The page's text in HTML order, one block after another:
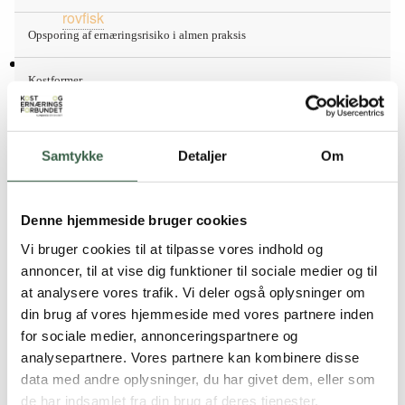
Samtykke Detaljer Om
Denne hjemmeside bruger cookies
Vi bruger cookies til at tilpasse vores indhold og
annoncer, til at vise dig funktioner til sociale medier og til
at analysere vores trafik. Vi deler også oplysninger om
din brug af vores hjemmeside med vores partnere inden
for sociale medier, annonceringspartnere og
analysepartnere. Vores partnere kan kombinere disse
data med andre oplysninger, du har givet dem, eller som
de har indsamlet fra din brug af deres tjenester.
Opsporing af ernæringsrisiko i almen praksis
Kostformer
Normalkost
Voksne
Voksne
Gravide
Ammende
storerovfisksom fx tunbøffer, da de indeholder
tungmetaller som kviksølv.
Mælkeprodukter med højt proteinindhold: Ylette, ymer,
frugtkvark, skyr og fromage frais kan først tilbydes, når
barnet er 2 år.
Vitaminpiller: Tyggetabletter kan tidligst gives fra 1½ år,
hvis D-vitaminerne gives som tyggetablet.
Søde sager: Sodavand, kakaomælk, saftevand, slik, is og
Honning: kan indeholde sporer af bakterien Clostridium
botulinium, der er en kendt risikofaktor for
spædbarnsbotulisme. Kan først tilbydes til børn over 1 år.
Koffein: børn bør ikke drikke energidrikke og kun indtage
te og kaffe i meget begrænsede mængder.
Quinoa: anbefales ikke grundet det høje proteinindhold.
Grød af quinoa kan gives fra 4 måneder i variation med
andre grødprodukter, men ikke som første valg.